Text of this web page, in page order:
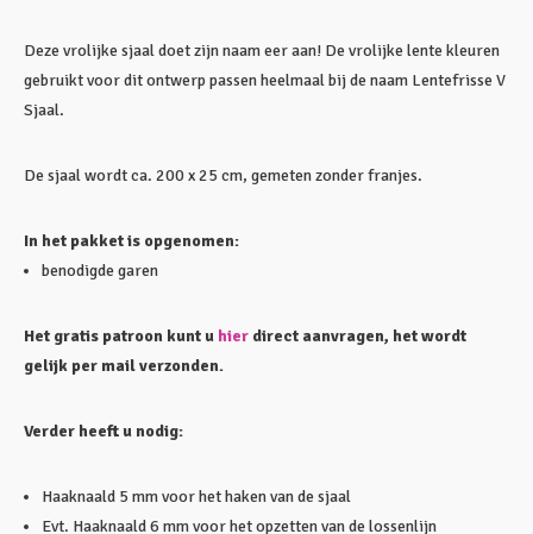
Deze vrolijke sjaal doet zijn naam eer aan! De vrolijke lente kleuren
gebruikt voor dit ontwerp passen heelmaal bij de naam Lentefrisse V
Sjaal.
De sjaal wordt ca. 200 x 25 cm, gemeten zonder franjes.
In het pakket is opgenomen:
benodigde garen
Het gratis patroon kunt u hier direct aanvragen, het wordt
gelijk per mail verzonden.
Verder heeft u nodig:
Haaknaald 5 mm voor het haken van de sjaal
Evt. Haaknaald 6 mm voor het opzetten van de lossenlijn